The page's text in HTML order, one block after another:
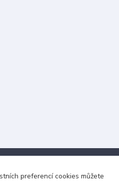
preferencí cookies můžete